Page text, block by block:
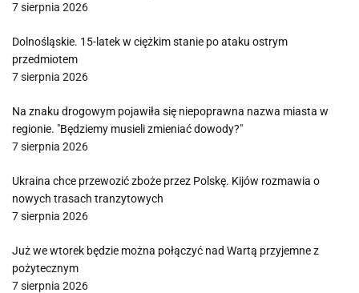
7 sierpnia 2026
Dolnośląskie. 15-latek w ciężkim stanie po ataku ostrym
przedmiotem
7 sierpnia 2026
Na znaku drogowym pojawiła się niepoprawna nazwa miasta w
regionie. "Będziemy musieli zmieniać dowody?"
7 sierpnia 2026
Ukraina chce przewozić zboże przez Polskę. Kijów rozmawia o
nowych trasach tranzytowych
7 sierpnia 2026
Już we wtorek będzie można połączyć nad Wartą przyjemne z
pożytecznym
7 sierpnia 2026